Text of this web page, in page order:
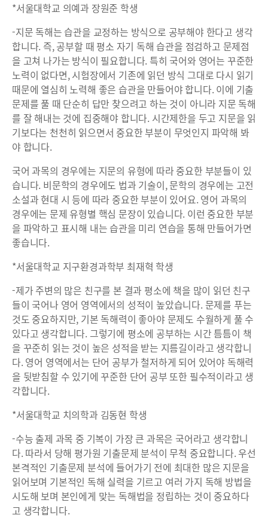
*서울대학교 의예과 장원준 학생
-지문 독해는 습관을 교정하는 방식으로 공부해야 한다고 생각
합니다. 즉, 공부할 때 평소 자기 독해 습관을 점검하고 문제점
을 고쳐 나가는 방식이 필요합니다. 특히 국어와 영어는 꾸준한
노력이 없다면, 시험장에서 기존에 읽던 방식 그대로 다시 읽기
때문에 열심히 노력해 좋은 습관을 만들어야 합니다. 이에 기출
문제를 풀 때 단순히 답만 찾으려고 하는 것이 아니라 지문 독해
를 잘 해내는 것에 집중해야 합니다. 시간제한을 두고 지문을 읽
기보다는 천천히 읽으면서 중요한 부분이 무엇인지 파악해 봐
야 합니다.
국어 과목의 경우에는 지문의 유형에 따라 중요한 부분들이 있
습니다. 비문학의 경우에도 법과 기술이, 문학의 경우에는 고전
소설과 현대 시 등에 따라 중요한 부분이 있어요. 영어 과목의
경우에는 문제 유형별 핵심 문장이 있습니다. 이런 중요한 부분
을 파악하고 표시해 내는 습관을 미리 연습을 통해 만들어가면
좋습니다.
*서울대학교 지구환경과학부 최재혁 학생
-제가 주변의 많은 친구를 본 결과 평소에 책을 많이 읽던 친구
들이 국어나 영어 영역에서의 성적이 높았습니다. 문제를 푸는
것도 중요하지만, 기본 독해력이 좋아야 문제도 수월하게 풀 수
있다고 생각합니다. 그렇기에 평소에 공부하는 시간 틈틈이 책
을 꾸준히 읽는 것이 높은 성적을 받는 지름길이라고 생각합니
다. 영어 영역에서는 단어 공부가 철저하게 되어 있어야 독해력
을 뒷받침할 수 있기에 꾸준한 단어 공부 또한 필수적이라고 생
각합니다.
*서울대학교 치의학과 김동현 학생
-수능 출제 과목 중 기복이 가장 큰 과목은 국어라고 생각합니
다. 따라서 당해 평가원 기출문제 분석이 무척 중요합니다. 우선
본격적인 기출문제 분석에 들어가기 전에 최대한 많은 지문을
읽어보며 기본적인 독해 실력을 기르고 여러 가지 독해 방법을
시도해 보며 본인에게 맞는 독해법을 정립하는 것이 중요하다
고 생각합니다.